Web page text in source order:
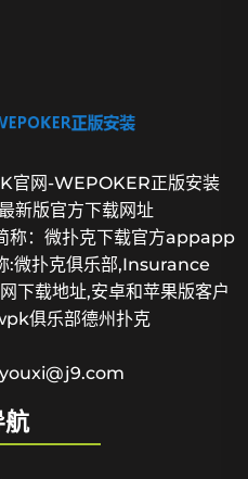
官网-WEPOKER正版安装
版官方下载网址
：微扑克下载官方appapp
:微扑克俱乐部,Insurance
下载地址,安卓和苹果版客户
俱乐部德州扑克
航